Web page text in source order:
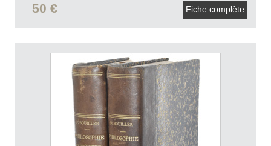
50 € Fiche complète